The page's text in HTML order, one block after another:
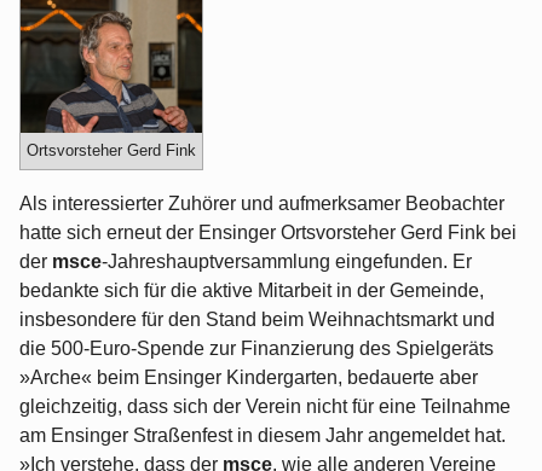
Ortsvorsteher Gerd Fink
Als interessierter Zuhörer und aufmerksamer Beobachter
hatte sich erneut der Ensinger Ortsvorsteher Gerd Fink bei
der msce-Jahreshauptversammlung eingefunden. Er
bedankte sich für die aktive Mitarbeit in der Gemeinde,
insbesondere für den Stand beim Weihnachtsmarkt und
die 500-Euro-Spende zur Finanzierung des Spielgeräts
»Arche« beim Ensinger Kindergarten, bedauerte aber
gleichzeitig, dass sich der Verein nicht für eine Teilnahme
am Ensinger Straßenfest in diesem Jahr angemeldet hat.
»Ich verstehe, dass der msce, wie alle anderen Vereine